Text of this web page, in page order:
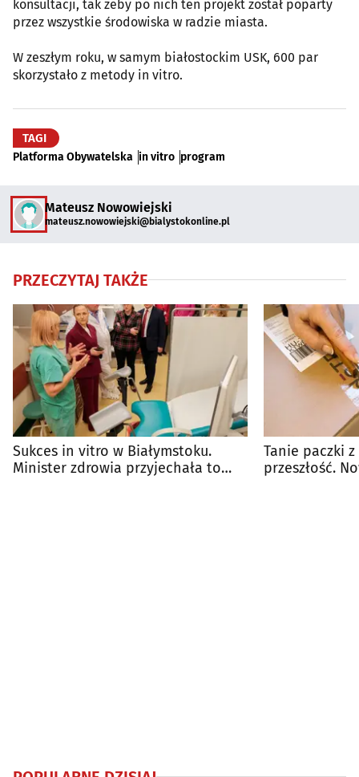
konsultacji, tak żeby po nich ten projekt został poparty
przez wszystkie środowiska w radzie miasta.
W zeszłym roku, w samym białostockim USK, 600 par
skorzystało z metody in vitro.
TAGI
Platforma Obywatelska in vitro program
Mateusz Nowowiejski
mateusz.nowowiejski@bialystokonline.pl
PRZECZYTAJ TAKŻE
Sukces in vitro w Białymstoku.
Minister zdrowia przyjechała to
Tanie paczki z
przeszłość.